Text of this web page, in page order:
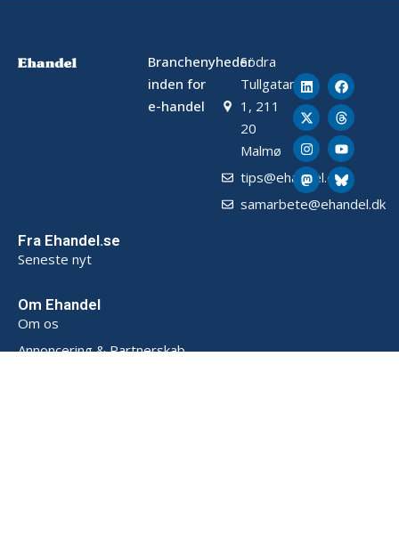
Branchenyheder
inden for
e-handel
Södra
Tullgatan
1, 211
20
Malmø
tips@ehandel.dk
samarbete@ehandel.dk
Fra Ehandel.se
Seneste nyt
Om Ehandel
Om os
Annoncering & Partnerskab